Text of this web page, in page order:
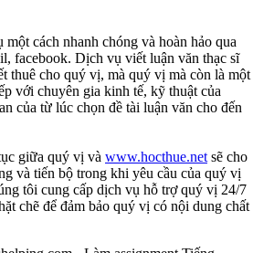
cách nhanh chóng và hoàn hảo qua
facebook. Dịch vụ viết luận văn thạc sĩ
thuê cho quý vị, mà quý vị mà còn là một
với chuyên gia kinh tế, kỹ thuật của
của từ lúc chọn đề tài luận văn cho đến
giữa quý vị và www.hocthue.net sẽ cho
và tiến bộ trong khi yêu cầu của quý vị
tôi cung cấp dịch vụ hỗ trợ quý vị 24/7
chẽ để đảm bảo quý vị có nội dung chất